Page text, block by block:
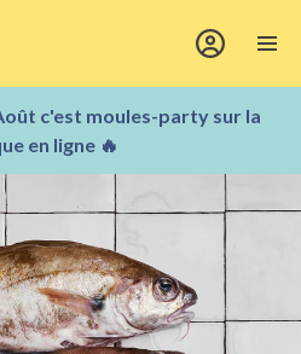
c'est moules-party sur la
en ligne 🔥